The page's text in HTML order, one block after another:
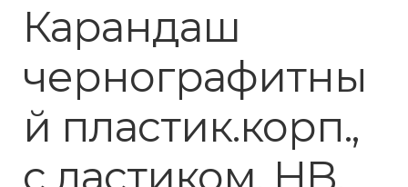
Карандаш
чернографитны
й плаcтик.корп.,